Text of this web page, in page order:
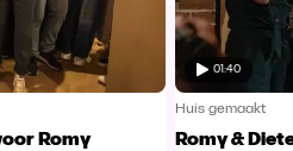
Romy
01:40
Huis gemaakt
Romy &